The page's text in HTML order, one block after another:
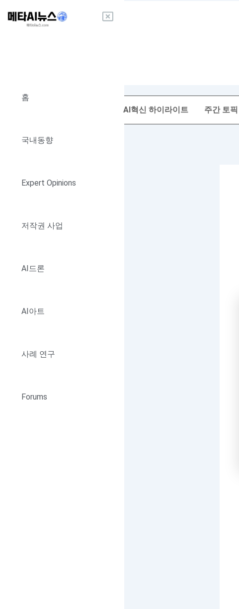
홈
국내동향
Expert Opinions
저작권 사업
AI드론
AI아트
사례 연구
Forums
AI혁신 하이라이트 주간 토픽